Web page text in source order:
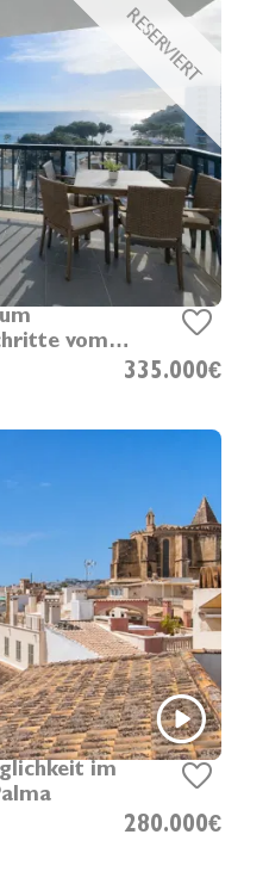
RESERVIERT
vom
335.000€
im
280.000€